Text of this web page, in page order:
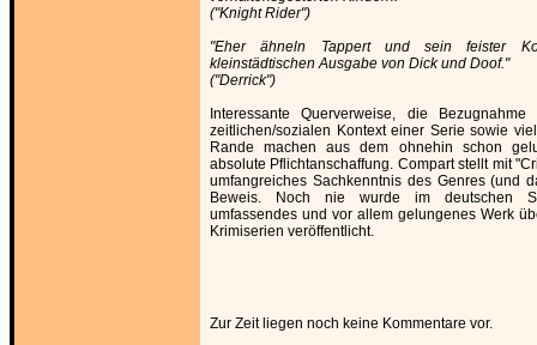
("Knight Rider")
"Eher ähneln Tappert und sein feister
kleinstädtischen Ausgabe von Dick und Doof."
("Derrick")
Interessante Querverweise, die
zeitlichen/sozialen Kontext einer Serie sowie
Rande machen aus dem ohnehin schon
absolute Pflichtanschaffung. Compart stellt mit
umfangreiches Sachkenntnis des Genres (und
Beweis. Noch nie wurde im deutschen
umfassendes und vor allem gelungenes Werk
Krimiserien veröffentlicht.
Zur Zeit liegen noch keine Kommentare vor.